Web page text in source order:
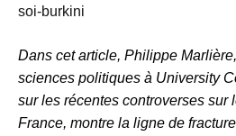
soi-burkini
Dans cet article, Philippe
sciences politiques à University
sur les récentes controverses sur
France, montre la ligne de